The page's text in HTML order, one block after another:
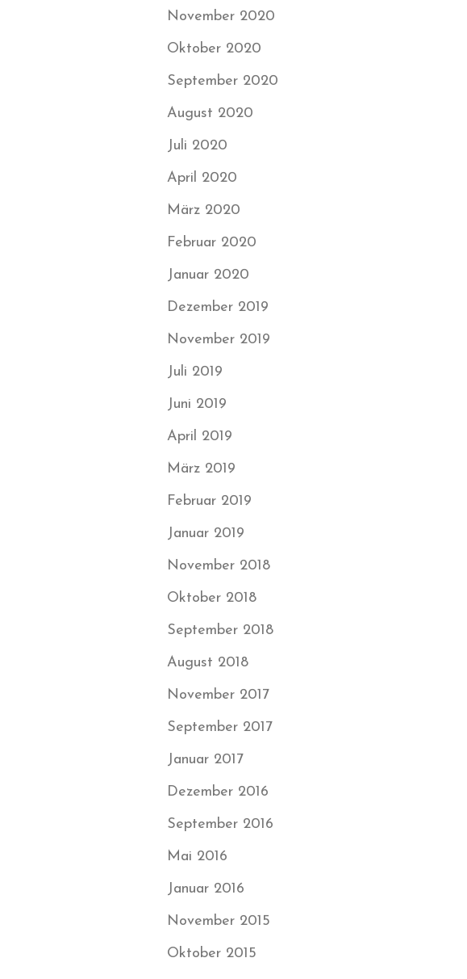
November 2020
Oktober 2020
September 2020
August 2020
Juli 2020
April 2020
März 2020
Februar 2020
Januar 2020
Dezember 2019
November 2019
Juli 2019
Juni 2019
April 2019
März 2019
Februar 2019
Januar 2019
November 2018
Oktober 2018
September 2018
August 2018
November 2017
September 2017
Januar 2017
Dezember 2016
September 2016
Mai 2016
Januar 2016
November 2015
Oktober 2015